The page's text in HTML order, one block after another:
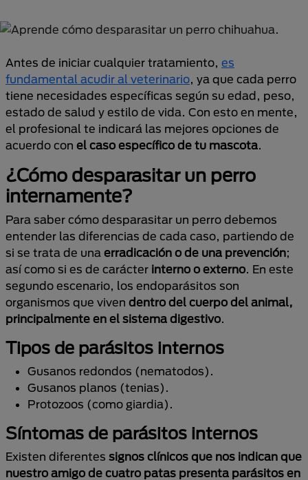
Antes de iniciar cualquier tratamiento, es
fundamental acudir al veterinario, ya que cada perro
tiene necesidades específicas según su edad, peso,
estado de salud y estilo de vida. Con esto en mente,
el profesional te indicará las mejores opciones de
acuerdo con el caso específico de tu mascota.
¿Cómo desparasitar un perro
internamente?
Para saber cómo desparasitar un perro debemos
entender las diferencias de cada caso, partiendo de
si se trata de una erradicación o de una prevención;
así como si es de carácter interno o externo. En este
segundo escenario, los endoparásitos son
organismos que viven dentro del cuerpo del animal,
principalmente en el sistema digestivo.
Tipos de parásitos internos
Gusanos redondos (nematodos).
Gusanos planos (tenias).
Protozoos (como giardia).
Síntomas de parásitos internos
Existen diferentes signos clínicos que nos indican que
nuestro amigo de cuatro patas presenta parásitos en